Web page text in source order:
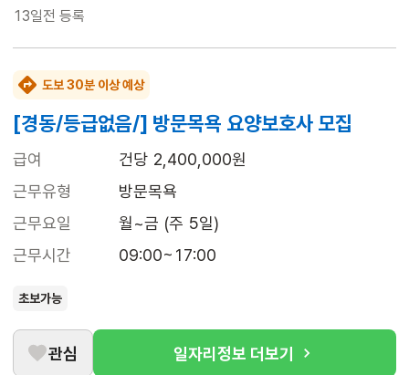
13일전 등록
도보 30분 이상 예상
[경동/등급없음/] 방문목욕 요양보호사 모집
급여
건당 2,400,000원
근무유형
방문목욕
근무요일
월~금 (주 5일)
근무시간
09:00~17:00
초보가능
관심 일자리정보 더보기